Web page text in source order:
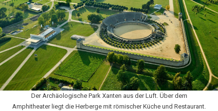
Der Archäologische Park Xanten aus der Luft. Über dem
Amphitheater liegt die Herberge mit römischer Küche und Restaurant.